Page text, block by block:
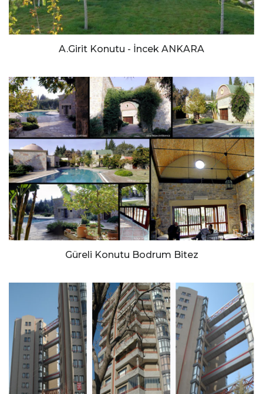
A.Girit Konutu - İncek ANKARA
Güreli Konutu Bodrum Bitez